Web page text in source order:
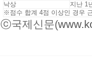
낙상
지난 1
※점수 합계 4점 이상인 경우
ⓒ국제신문(